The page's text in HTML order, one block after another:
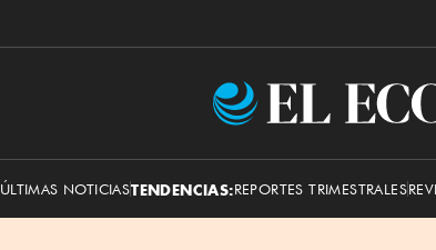
ÚLTIMAS NOTICIASTENDENCIAS:REPORTES TRIMESTRALES